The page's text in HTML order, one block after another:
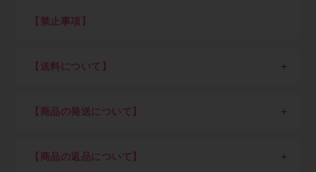
STEP2：ログイン
ログイン後は商品の卸価格が表示され、商品をご自由に
STEP3：商品を選び、ショッピングカートに入れる
ご注文後のキャンセルは出来ませんので、押し間違いが
い。Paidサービス提供元の株式会社ラクーンより別途
経てログインが可能となります。審査結果ご案内のメー
ださい）
クレジットカード決済ご希望の方はショッピングカー
ト内でカード決済ボタンを押下願います。
料、但し東北6県・北海道、沖縄県及び離島を除く）
【禁止事項】
・ECサイト運営を妨害する行為
・転売目的による購入
【送料について】
7,700円以上ご購入：送料弊社負担（但し東北6県・北
道2,200円）
【商品の発送について】
年始、夏季休業期など）を除き即日～3営業日以内を
【商品の返品について】